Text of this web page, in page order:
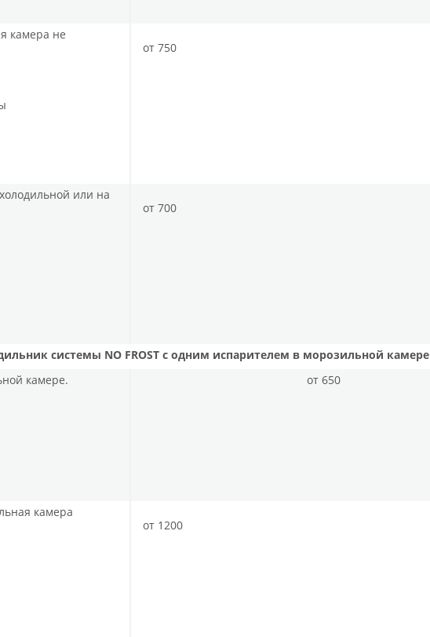
камера не
от 750
или на
от 700
системы NO FROST с одним испарителем в морозильной камере
камере.
от 650
камера
от 1200